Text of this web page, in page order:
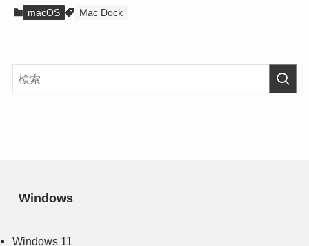
macOS Mac Dock
Windows
Windows 11